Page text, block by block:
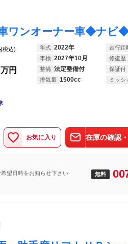
(税込)
万円
年式 2022年 走行距
車検 2027年10月 修復歴
整備 法定整備付 保証付
排気量 1500cc ミッシ
お気に入り 在庫の確認
望日時をお知らせ下さい
無料